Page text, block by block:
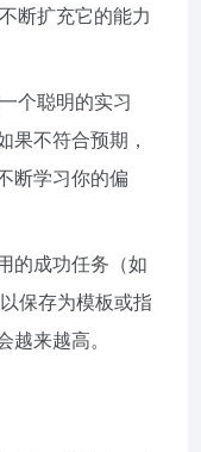
断扩充它的能力
个聪明的实习
果不符合预期，
断学习你的偏
的成功任务（如
保存为模板或指
来越高。